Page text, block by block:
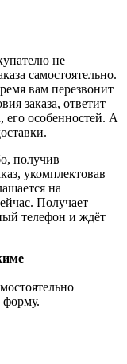
не
самостоятельно.
вам перезвонит
заказа, ответит
его особенностей. А
получив
укомплектовав
на
Получает
телефон и ждёт
форму.